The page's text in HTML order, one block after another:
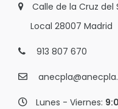
Calle de la Cruz del
Local 28007 Madrid
913 807 670
Lunes - Viernes: